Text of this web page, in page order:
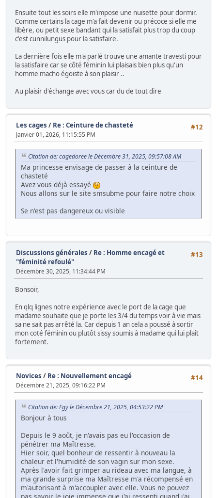
Ensuite tout les soirs elle m'impose une nuisette pour dormir.
Comme certains la cage m'a fait devenir ou précoce si elle me
libère, ou petit sexe bandant qui la satisfait plus trop du coup
c'est cunnilungus pour la satisfaire.
La dernière fois elle m'a parlé trouve une amante travesti pour
la satisfaire car se côté féminin lui plaisais bien plus qu'un
homme macho égoïste à son plaisir ..
Au plaisir d'échange avec vous car du de tout dire
#12
Les cages / Re : Ceinture de chasteté
Janvier 01, 2026, 11:15:55 PM
Citation de: cagedoree le Décembre 31, 2025, 09:57:08 AM
Ma princesse envisage de passer à la ceinture de
chasteté
Avez vous déjà essayé
Nous allons sur le site smsubme pour faire notre choix
Se n'est pas dangereux ou visible
#13
Discussions générales / Re : Homme encagé et
"féminité refoulé"
Décembre 30, 2025, 11:34:44 PM
Bonsoir,
En qlq lignes notre expérience avec le port de la cage que
madame souhaite que je porte les 3/4 du temps voir à vie mais
sa ne sait pas arrêté la. Car depuis 1 an cela a poussé à sortir
mon coté féminin ou plutôt sissy soumis à madame qui lui plaît
fortement.
#14
Novices / Re : Nouvellement encagé
Décembre 21, 2025, 09:16:22 PM
Citation de: Fgy le Décembre 21, 2025, 04:53:22 PM
Bonjour à tous
Depuis le 9 août, je n'avais pas eu l'occasion de
pénétrer ma Maîtresse.
Hier soir, quel bonheur de ressentir à nouveau la
chaleur et l'humidité de son vagin sur mon sexe.
Après l'avoir fait grimper au rideau avec ma langue, à
ma grande surprise ma Maîtresse m'a récompensé en
m'autorisant à m'accoupler avec elle. Vous ne pouvez